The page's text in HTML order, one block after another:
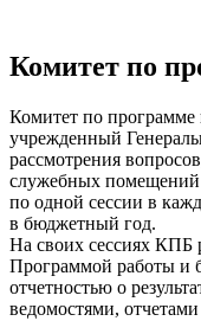
Комитет по
Комитет по
учрежденный
рассмотрения
служебных
по одной сессии в
в бюджетный год.
На своих сессиях КПБ
Программой работы и
отчетностью о
ведомостями,